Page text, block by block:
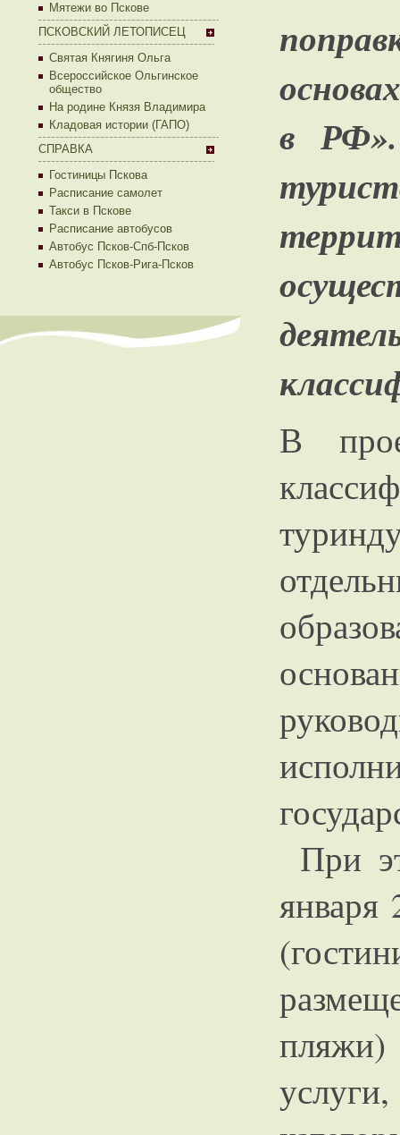
Мятежи во Пскове
ПСКОВСКИЙ ЛЕТОПИСЕЦ
Святая Княгиня Ольга
Всероссийское Ольгинское
общество
На родине Князя Владимира
Кладовая истории (ГАПО)
СПРАВКА
Гостиницы Пскова
Расписание самолет
Такси в Пскове
Расписание автобусов
Автобус Псков-Спб-Псков
Автобус Псков-Рига-Псков
в РФ».
В
При
января